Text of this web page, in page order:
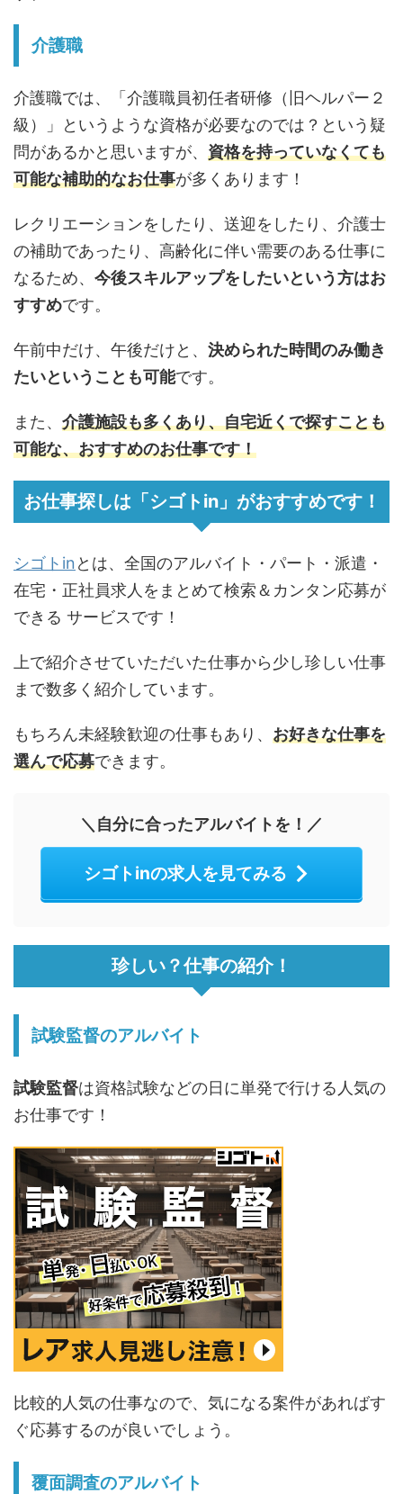
介護職
介護職では、「介護職員初任者研修（旧ヘルパー２
級）」というような資格が必要なのでは？という疑
問があるかと思いますが、 資格を持っていなくても
可能な補助的なお仕事が多くあります！
レクリエーションをしたり、送迎をしたり、介護士
の補助であったり、高齢化に伴い需要のある仕事に
なるため、 今後スキルアップをしたいという方はお
すすめです。
午前中だけ、午後だけと、 決められた時間のみ働き
たいということも可能です。
また、 介護施設も多くあり、自宅近くで探すことも
可能な、おすすめのお仕事です！
お仕事探しは「シゴトin」がおすすめです！
シゴトinとは、全国のアルバイト・パート・派遣・
在宅・正社員求人をまとめて検索＆カンタン応募が
できる サービスです！
上で紹介させていただいた仕事から少し珍しい仕事
まで数多く紹介しています。
もちろん未経験歓迎の仕事もあり、 お好きな仕事を
選んで応募できます。
＼自分に合ったアルバイトを！／
シゴトinの求人を見てみる
珍しい？仕事の紹介！
試験監督のアルバイト
試験監督は資格試験などの日に単発で行ける人気の
お仕事です！
比較的人気の仕事なので、気になる案件があればす
ぐ応募するのが良いでしょう。
覆面調査のアルバイト